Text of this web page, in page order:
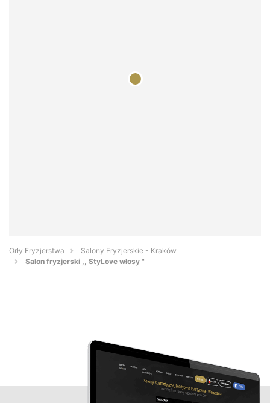
Orły Fryzjerstwa
Salony Fryzjerskie - Kraków
Salon fryzjerski ,, StyLove włosy "